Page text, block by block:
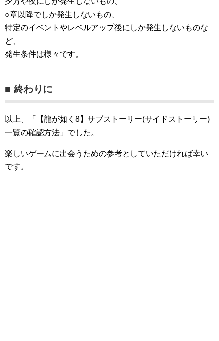
○章以降でしか発生しないもの、
特定のイベントやレベルアップ後にしか発生しないものな
ど、
発生条件は様々です。
■ 終わりに
以上、「【龍が如く8】サブストーリー(サイドストーリー)
一覧の確認方法」でした。
楽しいゲームに出会うための参考としていただければ幸い
です。